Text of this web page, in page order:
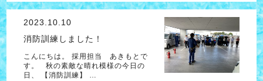
2023.10.10
消防訓練しました！
こんにちは。 採用担当 あきもとで
す。 秋の素敵な晴れ模様の今日の
日、 【消防訓練】 …